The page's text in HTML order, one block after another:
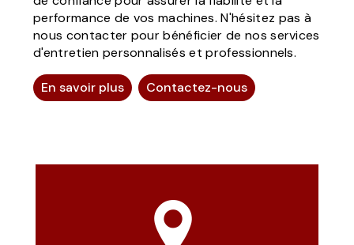
performance de vos machines. N'hésitez pas à
nous contacter pour bénéficier de nos services
d'entretien personnalisés et professionnels.
En savoir plus Contactez-nous